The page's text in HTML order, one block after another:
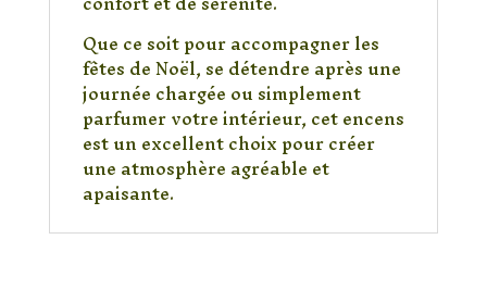
Que ce soit pour accompagner les
fêtes de Noël, se détendre après une
journée chargée ou simplement
parfumer votre intérieur, cet encens
est un excellent choix pour créer
une atmosphère agréable et
apaisante.